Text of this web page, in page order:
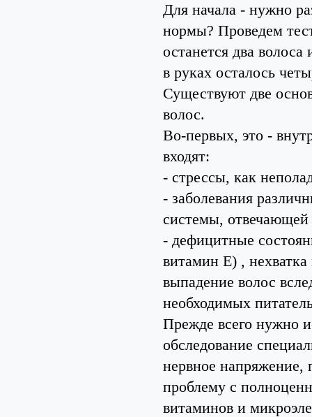
Для начала - нужно
нормы? Проведем
останется два
в руках осталось
Существуют две
волос.
Во-первых, это -
входят:
- стрессы, как
- заболевания
системы, отвечающей
- дефицитные
витамин Е) ,
выпадение волос
необходимых
Прежде всего нужно
обследование
нервное напряжение,
проблему с
витаминов и